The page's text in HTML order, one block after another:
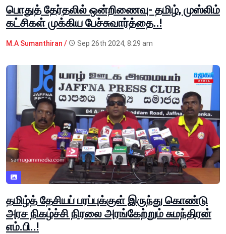
பொதுத் தேர்தலில் ஒன்றிணைவு- தமிழ், முஸ்லிம்
கட்சிகள் முக்கிய பேச்சுவார்த்தை..!
M.A Sumanthiran / Sep 26th 2024, 8:29 am
தமிழ்த் தேசியப் பரப்புக்குள் இருந்து கொண்டு
அரச நிகழ்ச்சி நிரலை அரங்கேற்றும் சுமந்திரன்
எம்.பி..!